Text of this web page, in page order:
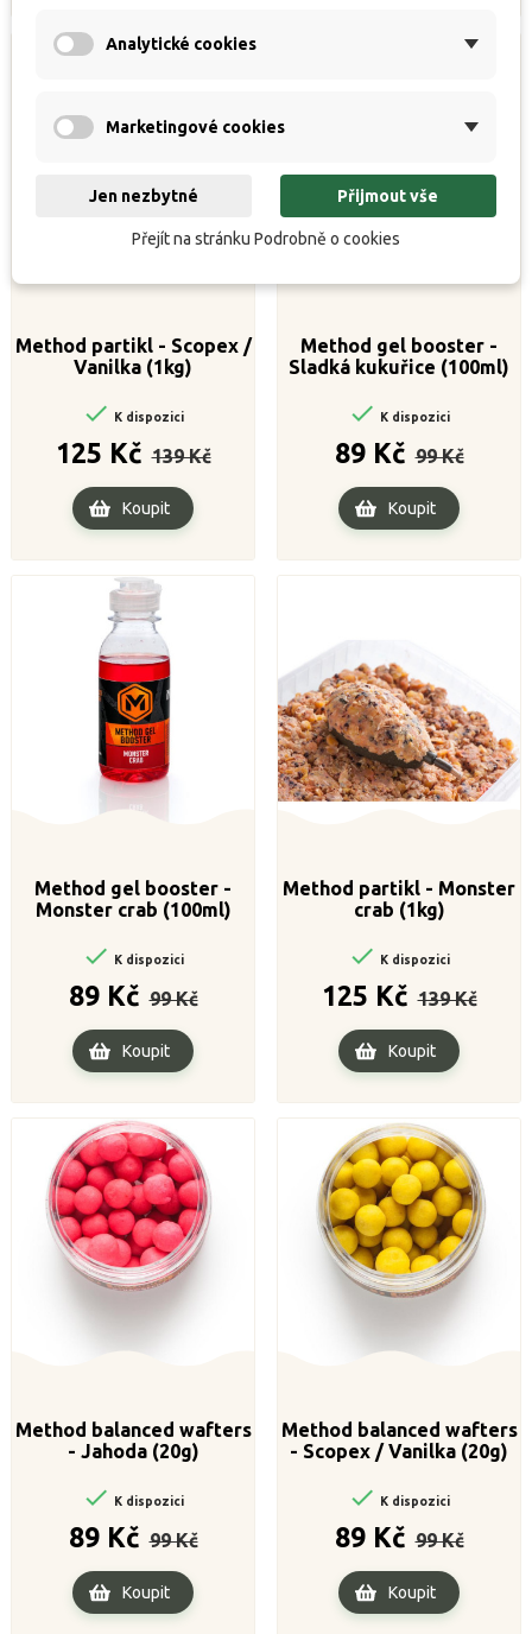
Method partikl - Scopex /
Vanilka (1kg)
 K dispozici
125 Kč cena
139 Kč
Cena
Koupit
Method gel booster -
Sladká kukuřice (100ml)
 K dispozici
89 Kč cena
99 Kč
Cena
Koupit
Method gel booster -
Monster crab (100ml)
 K dispozici
89 Kč cena
99 Kč
Koupit
Method partikl - Monster
crab (1kg)
 K dispozici
125 Kč cena
139 Kč
Koupit
Method balanced wafters
- Jahoda (20g)
 K dispozici
89 Kč cena
99 Kč
Cena
Koupit
Method balanced wafters
- Scopex / Vanilka (20g)
 K dispozici
89 Kč cena
99 Kč
Cena
Koupit
Analytické cookies
Marketingové cookies
Jen nezbytné Přijmout vše
Přejít na stránku Podrobně o cookies